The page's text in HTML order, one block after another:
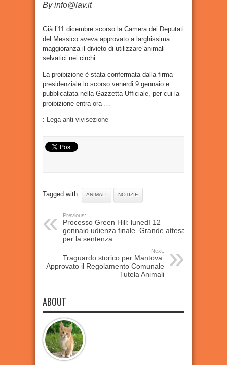
giorni
per
donarli
a
e
convertire
attività.
Byinfo@lav.it
Già l’11 dicembre scorso la Camera dei Deputati
del Messico aveva approvato a larghissima
maggioranza il divieto di utilizzare animali
selvatici nei circhi.
La proibizione è stata confermata dalla firma
presidenziale lo scorso venerdi 9 gennaio e
pubblicatata nella Gazzetta Ufficiale, per cui la
proibizione entra ora …
: Lega anti vivisezione
Tagged with: ANIMALI NOTIZIE
Previous:
Processo Green Hill: lunedì 12
gennaio udienza finale. Grande attesa
per la sentenza
Next:
Traguardo storico per Mantova.
Approvato il Regolamento Comunale
Tutela Animali
ABOUT